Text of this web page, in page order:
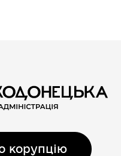
корупцію